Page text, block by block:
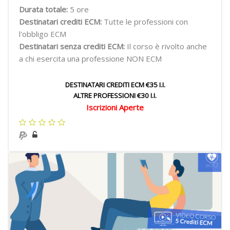
Durata totale: 5 ore
Destinatari crediti ECM: Tutte le professioni con
l'obbligo ECM
Destinatari senza crediti ECM: Il corso è rivolto anche
a chi esercita una professione NON ECM
DESTINATARI CREDITI ECM €35 I.I.
ALTRE PROFESSIONI €30 I.I.
Iscrizioni Aperte